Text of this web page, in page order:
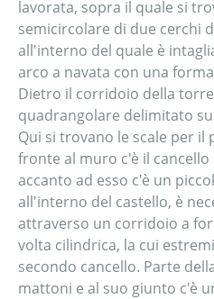
lavorata, sopra il quale si
semicircolare di due cerchi
all'interno del quale è
arco a navata con una
Dietro il corridoio della
quadrangolare delimitato
Qui si trovano le scale per il
fronte al muro c'è il
accanto ad esso c'è un
all'interno del castello, è
attraverso un corridoio a
volta cilindrica, la cui
secondo cancello. Parte
mattoni e al suo giunto c'è